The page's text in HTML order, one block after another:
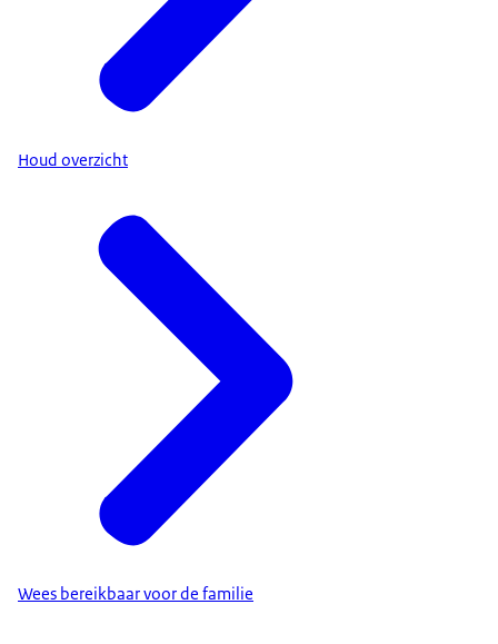
Houd overzicht
Wees bereikbaar voor de familie